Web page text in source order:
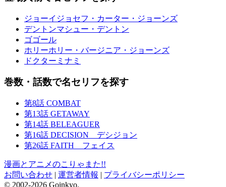
ジョーイ ジョセフ・カーター・ジョーンズ
デントンマシュー・デントン
ゴゴール
ホリーホリー・バージニア・ジョーンズ
ドクターミナミ
巻数・話数で名セリフを探す
第8話 COMBAT
第13話 GETAWAY
第14話 BELEAGUER
第16話 DECISION デシジョン
第26話 FAITH フェイス
漫画とアニメのこりゃまた!!
お問い合わせ | 運営者情報 | プライバシーポリシー
© 2002-2026 Goinkyo.